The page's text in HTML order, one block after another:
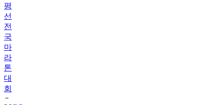
평
선
전
국
마
라
톤
대
회